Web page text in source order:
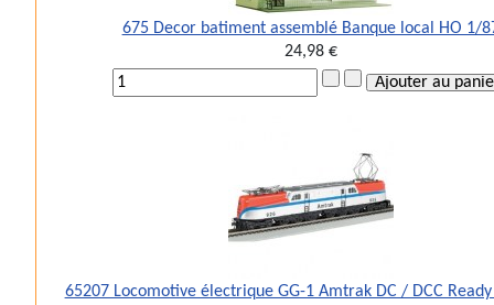
675 Decor batiment assemblé Banque local HO 1/
24,98 €
65207 Locomotive électrique GG-1 Amtrak DC / DCC